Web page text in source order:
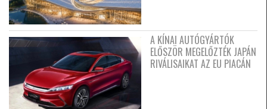
A KÍNAI AUTÓGYÁRTÓK
ELŐSZÖR MEGELŐZTÉK JAPÁN
RIVÁLISAIKAT AZ EU PIACÁN